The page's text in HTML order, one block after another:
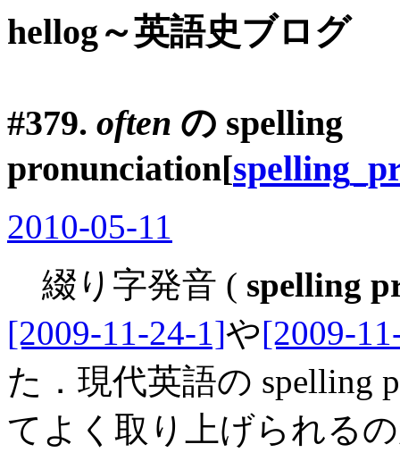
hellog～英語史ブログ
#379. often の spelling
pronunciation[
2010-05-11
綴り字発音 ( spelling
[2009-11-24-1]や[2009-
た．現代英語の spelling
てよく取り上げられる